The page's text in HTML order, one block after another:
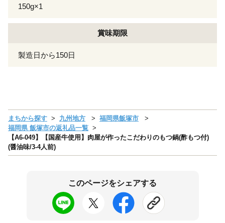
150g×1
賞味期限
製造日から150日
まちから探す 九州地方
福岡県飯塚市
福岡県 飯塚市の返礼品一覧
【A6-049】【国産牛使用】肉屋が作ったこだわりのもつ鍋(酢もつ付)
(醤油味/3-4人前)
このページをシェアする